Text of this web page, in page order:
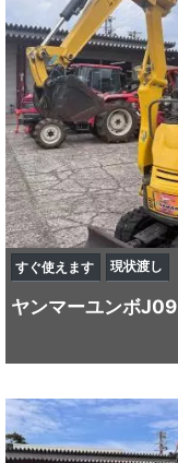
すぐ使えます 現状渡し
ヤンマーユンボJ09